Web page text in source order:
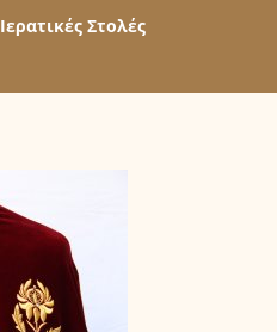
Ιερατικές Στολές